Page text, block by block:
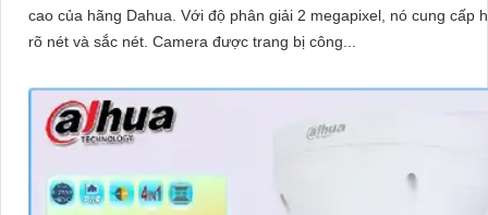
cao của hãng Dahua. Với độ phân giải 2 megapixel, nó cung cấp hình ảnh
rõ nét và sắc nét. Camera được trang bị công...